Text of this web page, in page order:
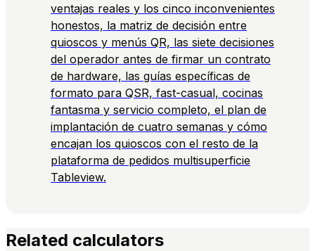
ventajas reales y los cinco inconvenientes
honestos, la matriz de decisión entre
quioscos y menús QR, las siete decisiones
del operador antes de firmar un contrato
de hardware, las guías específicas de
formato para QSR, fast-casual, cocinas
fantasma y servicio completo, el plan de
implantación de cuatro semanas y cómo
encajan los quioscos con el resto de la
plataforma de pedidos multisuperficie
Tableview.
Related calculators